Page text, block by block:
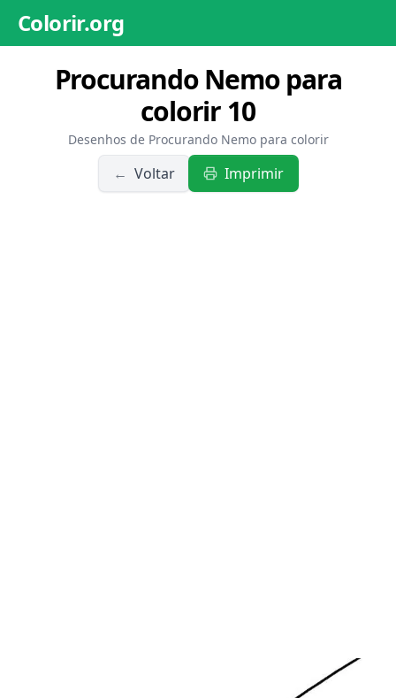
Colorir.org
Procurando Nemo para
colorir 10
Desenhos de Procurando Nemo para colorir
← Voltar Imprimir